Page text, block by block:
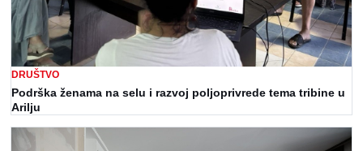
DRUŠTVO
Podrška ženama na selu i razvoj poljoprivrede tema tribine u
Arilju